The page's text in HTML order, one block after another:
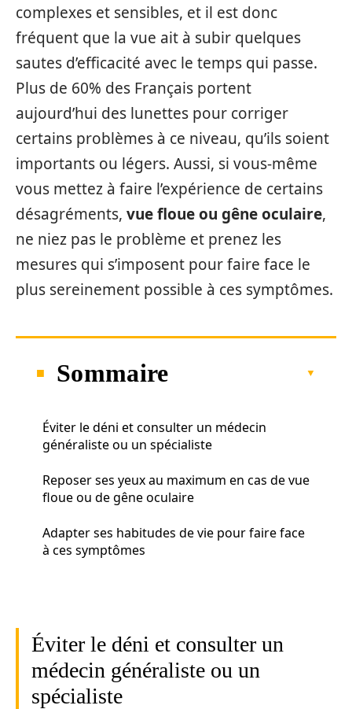
complexes et sensibles, et il est donc
fréquent que la vue ait à subir quelques
sautes d’efficacité avec le temps qui passe.
Plus de 60% des Français portent
aujourd’hui des lunettes pour corriger
certains problèmes à ce niveau, qu’ils soient
importants ou légers. Aussi, si vous-même
vous mettez à faire l’expérience de certains
désagréments, vue floue ou gêne oculaire,
ne niez pas le problème et prenez les
mesures qui s’imposent pour faire face le
plus sereinement possible à ces symptômes.
Sommaire
Éviter le déni et consulter un médecin
généraliste ou un spécialiste
Reposer ses yeux au maximum en cas de vue
floue ou de gêne oculaire
Adapter ses habitudes de vie pour faire face
à ces symptômes
Éviter le déni et consulter un
médecin généraliste ou un
spécialiste